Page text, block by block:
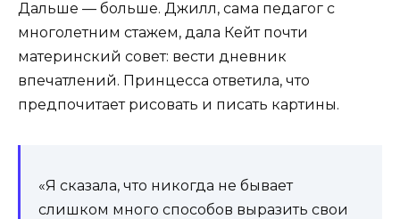
Дальше — больше. Джилл, сама педагог с
многолетним стажем, дала Кейт почти
материнский совет: вести дневник
впечатлений. Принцесса ответила, что
предпочитает рисовать и писать картины.
«Я сказала, что никогда не бывает
слишком много способов выразить свои